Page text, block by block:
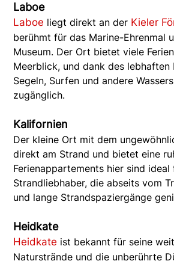
Laboe
Laboe liegt direkt an der Kieler
berühmt für das Marine-Ehrenmal
Museum. Der Ort bietet viele
Meerblick, und dank des lebhaften
Segeln, Surfen und andere
zugänglich.
Kalifornien
Der kleine Ort mit dem
direkt am Strand und bietet eine
Ferienappartements hier sind ideal
Strandliebhaber, die abseits vom
und lange Strandspaziergänge
Heidkate
Heidkate ist bekannt für seine
Naturstrände und die unberührte